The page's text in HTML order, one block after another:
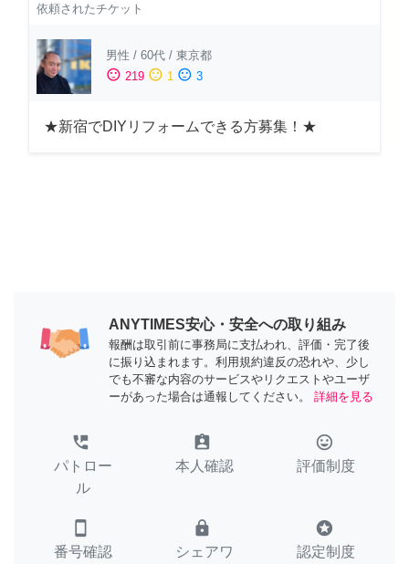
依頼されたチケット
男性 / 60代 / 東京都
sentiment_satisfied 219 sentiment_neutral 1 sentiment_dissatisfied 3
★新宿でDIYリフォームできる方募集！★
ANYTIMES安心・安全への取り組み
報酬は取引前に事務局に支払われ、評価・完了後
に振り込まれます。利用規約違反の恐れや、少し
でも不審な内容のサービスやリクエストやユーザ
ーがあった場合は通報してください。
詳細を見る
perm_phone_msg
パトロー
ル
assignment_ind
本人確認
tag_faces
評価制度
smartphone
番号確認
lock
シェアワ
stars
認定制度